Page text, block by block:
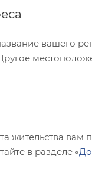
вашего
жительства
в разделе «